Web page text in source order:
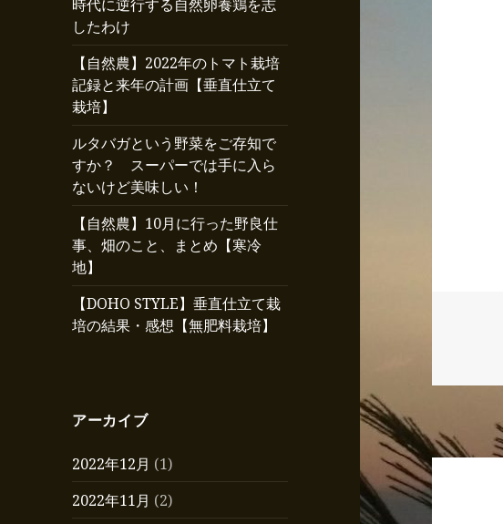
時代に逆行する自然卵養鶏を志
したわけ
【自然農】2022年のトマト栽培
記録と来年の計画【垂直仕立て
栽培】
ルタバガという野菜をご存知で
すか？ スーパーでは手に入ら
ないけど美味しい！
【自然農】10月に行った野良仕
事、畑のこと、まとめ【寒冷
地】
【DOHO STYLE】垂直仕立て栽
培の結果・感想【無肥料栽培】
アーカイブ
2022年12月 (1)
2022年11月 (2)